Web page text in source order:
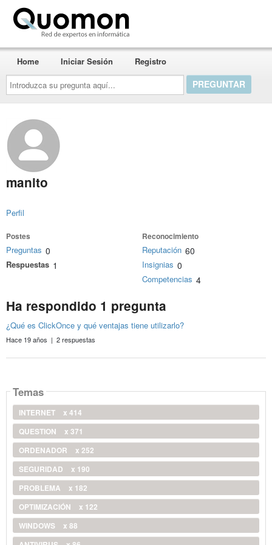
Introduzca
su
pregunta
aquí...
Home Iniciar Sesión Registro
manito
Perfil
Postes
Preguntas 0
Respuestas 1
Reconocimiento
Reputación 60
Insignias 0
Competencias 4
Ha respondido 1 pregunta
¿Qué es ClickOnce y qué ventajas tiene utilizarlo?
Hace 19 años | 2 respuestas
Temas
INTERNET
x 414
QUESTION
x 371
ORDENADOR
x 252
SEGURIDAD
x 190
PROBLEMA
x 182
OPTIMIZACIÓN
x 122
WINDOWS
x 88